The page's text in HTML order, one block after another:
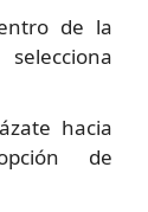
de la
hacia
de